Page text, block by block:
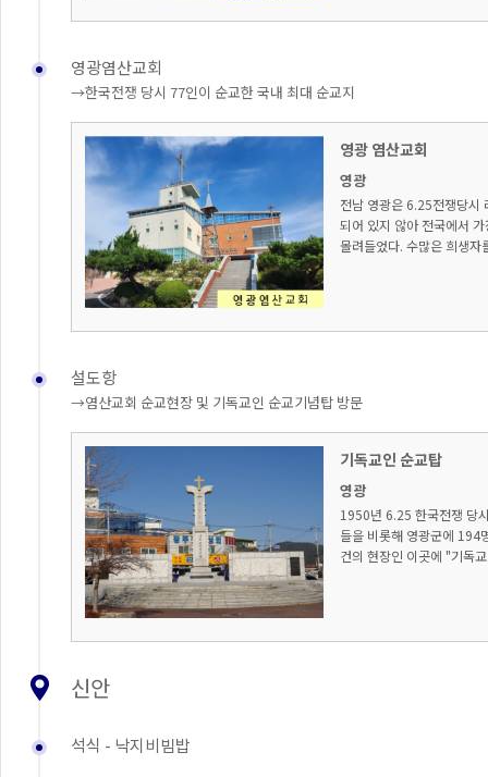
영광염산교회
→한국전쟁 당시 77인이 순교한 국내 최대 순교지
영광 염산교회
영광
전남 영광은 6.25전쟁당시
되어 있지 않아 전국에서
몰려들었다. 수많은 희생자
설도항
→염산교회 순교현장 및 기독교인 순교기념탑 방문
기독교인 순교탑
영광
1950년 6.25 한국전쟁 당
들을 비롯해 영광군에 194
건의 현장인 이곳에 "기독
신안
석식 - 낙지비빔밥